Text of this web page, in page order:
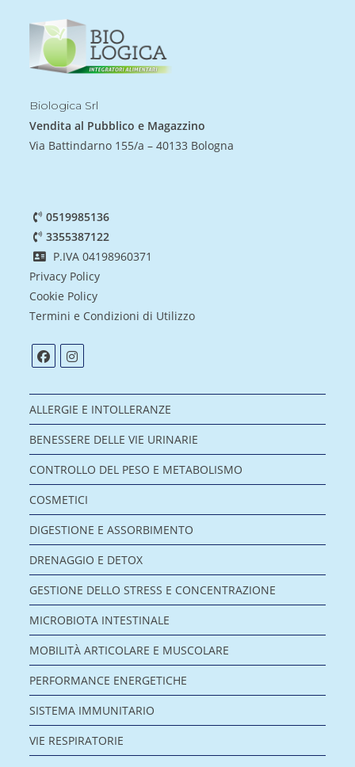
Biologica Srl
Vendita al Pubblico e Magazzino
Via Battindarno 155/a – 40133 Bologna
0519985136
3355387122
P.IVA 04198960371
Privacy Policy
Cookie Policy
Termini e Condizioni di Utilizzo
ALLERGIE E INTOLLERANZE
BENESSERE DELLE VIE URINARIE
CONTROLLO DEL PESO E METABOLISMO
COSMETICI
DIGESTIONE E ASSORBIMENTO
DRENAGGIO E DETOX
GESTIONE DELLO STRESS E CONCENTRAZIONE
MICROBIOTA INTESTINALE
MOBILITÀ ARTICOLARE E MUSCOLARE
PERFORMANCE ENERGETICHE
SISTEMA IMMUNITARIO
VIE RESPIRATORIE